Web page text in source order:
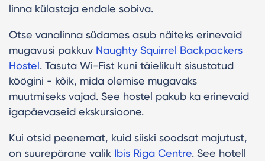
linna külastaja endale sobiva.
Otse vanalinna südames asub näiteks erinevaid
mugavusi pakkuv Naughty Squirrel Backpackers
Hostel. Tasuta Wi-Fist kuni täielikult sisustatud
köögini - kõik, mida olemise mugavaks
muutmiseks vajad. See hostel pakub ka erinevaid
igapäevaseid ekskursioone.
Kui otsid peenemat, kuid siiski soodsat majutust,
on suurepärane valik Ibis Riga Centre. See hotell